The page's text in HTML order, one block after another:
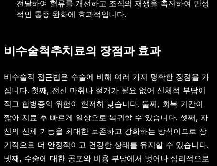
전달하여 혈류를 개선하고 조직의 재생을 촉진하여 만성
적인 통증 완화에 효과적입니다.
비수술척추치료의 장점과 효과
비수술적 접근법은 수술에 비해 여러 가지 명확한 장점을 가
집니다. 첫째, 전신 마취나 절개가 필요 없어 신체적 부담이
적고 합병증의 위험이 현저히 낮습니다. 둘째, 회복 기간이
짧아 치료 후 빠르게 일상으로 복귀할 수 있습니다. 셋째, 자
신의 신체 기능을 최대한 보존하고 강화하는 방식이므로 장
기적으로 더 안정적이고 건강한 상태를 유지할 수 있습니다.
넷째, 수술에 대한 공포와 비용 부담에서 벗어나 심리적으로